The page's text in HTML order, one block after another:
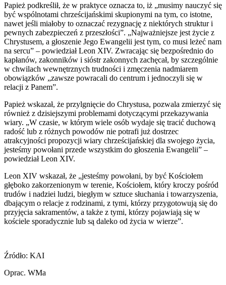
Papież podkreślił, że w praktyce oznacza to, iż „musimy nauczyć się
być wspólnotami chrześcijańskimi skupionymi na tym, co istotne,
nawet jeśli miałoby to oznaczać rezygnację z niektórych struktur i
pewnych zabezpieczeń z przeszłości”. „Najważniejsze jest życie z
Chrystusem, a głoszenie Jego Ewangelii jest tym, co musi leżeć nam
na sercu” – powiedział Leon XIV. Zwracając się bezpośrednio do
kapłanów, zakonników i sióstr zakonnych zachęcał, by szczególnie
w chwilach wewnętrznych trudności i zmęczenia nadmiarem
obowiązków „zawsze powracali do centrum i jednoczyli się w
relacji z Panem”.
Papież wskazał, że przylgnięcie do Chrystusa, pozwala zmierzyć się
również z dzisiejszymi problemami dotyczącymi przekazywania
wiary. „W czasie, w którym wiele osób wydaje się tracić duchową
radość lub z różnych powodów nie potrafi już dostrzec
atrakcyjności propozycji wiary chrześcijańskiej dla swojego życia,
jesteśmy powołani przede wszystkim do głoszenia Ewangelii” –
powiedział Leon XIV.
Leon XIV wskazał, że „jesteśmy powołani, by być Kościołem
głęboko zakorzenionym w terenie, Kościołem, który kroczy pośród
trudów i nadziei ludzi, biegłym w sztuce słuchania i towarzyszenia,
dbającym o relacje z rodzinami, z tymi, którzy przygotowują się do
przyjęcia sakramentów, a także z tymi, którzy pojawiają się w
kościele sporadycznie lub są daleko od życia w wierze”.
Źródło: KAI
Oprac. WMa